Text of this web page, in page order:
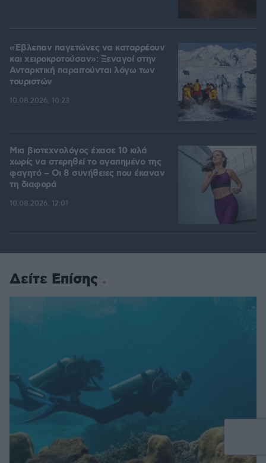
«Έβλεπαν παγετώνες να καταρρέουν
και χειροκροτούσαν»: Ξεναγοί στην
Ανταρκτική παραιτούνται λόγω των
τουριστών
10.08.2026, 10:23
Μια βιοτεχνολόγος έχασε 10 κιλά
χωρίς να στερηθεί το αγαπημένο της
φαγητό – Οι 8 συνήθειες που έκαναν
τη διαφορά
10.08.2026, 12:01
Δείτε Επίσης